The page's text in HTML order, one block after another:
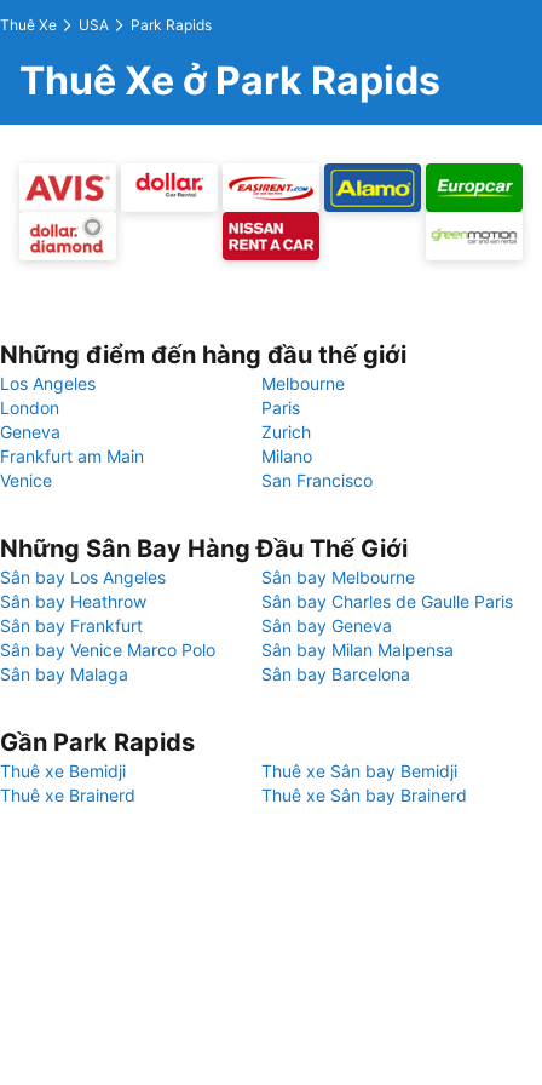
Thuê Xe USA Park Rapids
Thuê Xe ở Park Rapids
Những điểm đến hàng đầu thế giới
Los Angeles
Melbourne
London
Paris
Geneva
Zurich
Frankfurt am Main
Milano
Venice
San Francisco
Những Sân Bay Hàng Đầu Thế Giới
Sân bay Los Angeles
Sân bay Melbourne
Sân bay Heathrow
Sân bay Charles de Gaulle Paris
Sân bay Frankfurt
Sân bay Geneva
Sân bay Venice Marco Polo
Sân bay Milan Malpensa
Sân bay Malaga
Sân bay Barcelona
Gần Park Rapids
Thuê xe Bemidji
Thuê xe Sân bay Bemidji
Thuê xe Brainerd
Thuê xe Sân bay Brainerd